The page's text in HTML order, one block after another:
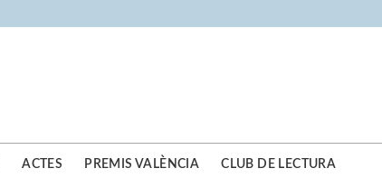
ACTES PREMIS VALÈNCIA CLUB DE LECTURA